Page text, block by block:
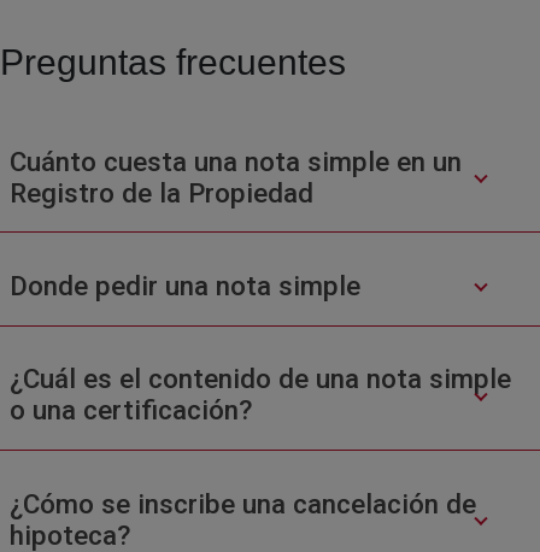
Preguntas frecuentes
Cuánto cuesta una nota simple en un
Registro de la Propiedad
Donde pedir una nota simple
¿Cuál es el contenido de una nota simple
o una certificación?
¿Cómo se inscribe una cancelación de
hipoteca?